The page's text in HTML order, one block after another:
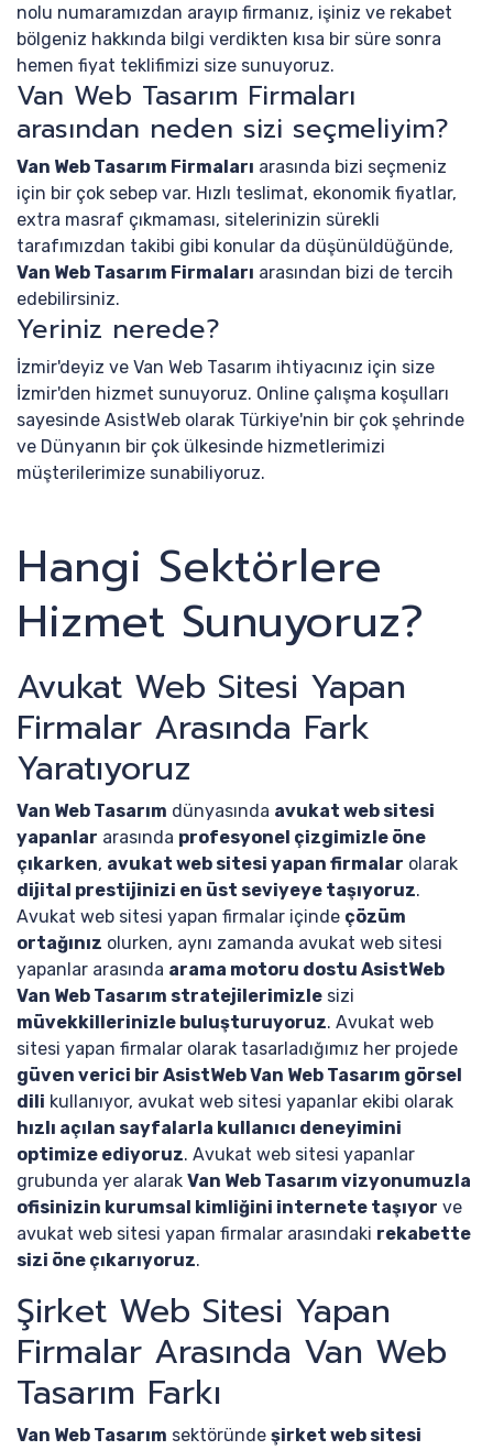
nolu numaramızdan arayıp firmanız, işiniz ve rekabet
bölgeniz hakkında bilgi verdikten kısa bir süre sonra
hemen fiyat teklifimizi size sunuyoruz.
Van Web Tasarım Firmaları
arasından neden sizi seçmeliyim?
Van Web Tasarım Firmaları arasında bizi seçmeniz
için bir çok sebep var. Hızlı teslimat, ekonomik fiyatlar,
extra masraf çıkmaması, sitelerinizin sürekli
tarafımızdan takibi gibi konular da düşünüldüğünde,
Van Web Tasarım Firmaları arasından bizi de tercih
edebilirsiniz.
Yeriniz nerede?
İzmir'deyiz ve Van Web Tasarım ihtiyacınız için size
İzmir'den hizmet sunuyoruz. Online çalışma koşulları
sayesinde AsistWeb olarak Türkiye'nin bir çok şehrinde
ve Dünyanın bir çok ülkesinde hizmetlerimizi
müşterilerimize sunabiliyoruz.
Hangi Sektörlere
Hizmet Sunuyoruz?
Avukat Web Sitesi Yapan
Firmalar Arasında Fark
Yaratıyoruz
Van Web Tasarım dünyasında avukat web sitesi
yapanlar arasında profesyonel çizgimizle öne
çıkarken, avukat web sitesi yapan firmalar olarak
dijital prestijinizi en üst seviyeye taşıyoruz.
Avukat web sitesi yapan firmalar içinde çözüm
ortağınız olurken, aynı zamanda avukat web sitesi
yapanlar arasında arama motoru dostu AsistWeb
Van Web Tasarım stratejilerimizle sizi
müvekkillerinizle buluşturuyoruz. Avukat web
sitesi yapan firmalar olarak tasarladığımız her projede
güven verici bir AsistWeb Van Web Tasarım görsel
dili kullanıyor, avukat web sitesi yapanlar ekibi olarak
hızlı açılan sayfalarla kullanıcı deneyimini
optimize ediyoruz. Avukat web sitesi yapanlar
grubunda yer alarak Van Web Tasarım vizyonumuzla
ofisinizin kurumsal kimliğini internete taşıyor ve
avukat web sitesi yapan firmalar arasındaki rekabette
sizi öne çıkarıyoruz.
Şirket Web Sitesi Yapan
Firmalar Arasında Van Web
Tasarım Farkı
Van Web Tasarım sektöründe şirket web sitesi